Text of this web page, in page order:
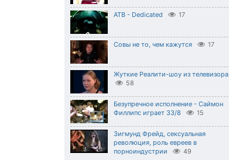
ATB - Dedicated 17
Совы не то, чем кажутся 17
Жуткие Реалити-шоу из телевизора
58
Безупречное исполнение - Саймон
Филлипс играет 33/8
15
Зигмунд Фрейд, сексуальная
революция, роль евреев в
порноиндустрии
49